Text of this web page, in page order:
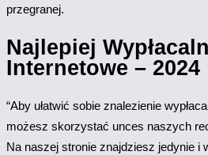
przegranej.
Najlepiej
Internetowe – 2024
“Aby ułatwić sobie znalezienie
możesz skorzystać unces naszych
Na naszej stronie znajdziesz jedynie i